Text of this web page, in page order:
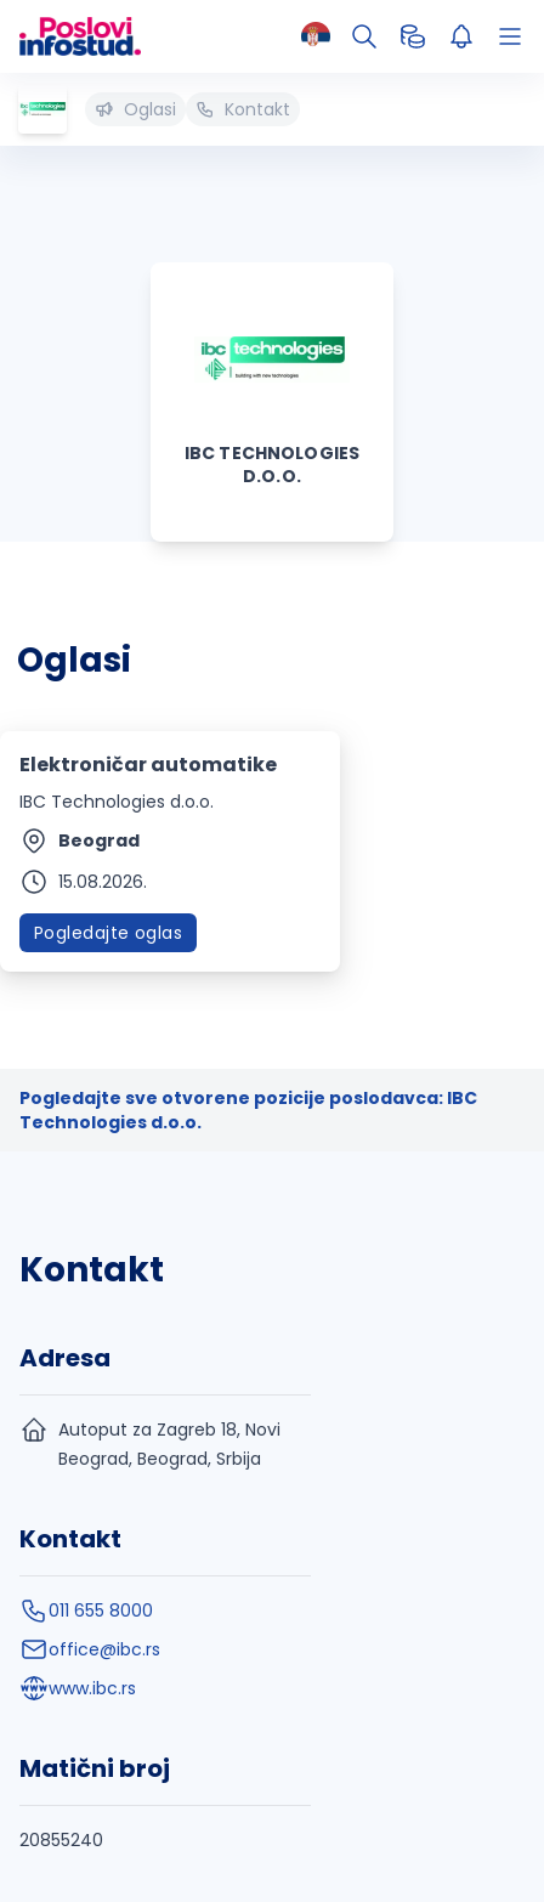
Oglasi Kontakt
IBC TECHNOLOGIES
D.O.O.
Oglasi
Elektroničar automatike
IBC Technologies d.o.o.
Beograd
15.08.2026.
Pogledajte oglas
Pogledajte sve otvorene pozicije poslodavca: IBC
Technologies d.o.o.
Kontakt
Adresa
Autoput za Zagreb 18, Novi
Beograd, Beograd, Srbija
Kontakt
011 655 8000
office@ibc.rs
www.ibc.rs
Matični broj
20855240